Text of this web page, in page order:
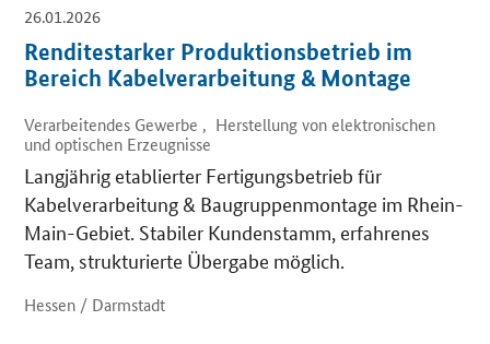
26.01.2026
Renditestarker Produktionsbetrieb im
Bereich Kabelverarbeitung & Montage
Verarbeitendes Gewerbe , Herstellung von elektronischen
und optischen Erzeugnisse
Langjährig etablierter Fertigungsbetrieb für
Kabelverarbeitung & Baugruppenmontage im Rhein-
Main-Gebiet. Stabiler Kundenstamm, erfahrenes
Team, strukturierte Übergabe möglich.
Hessen / Darmstadt